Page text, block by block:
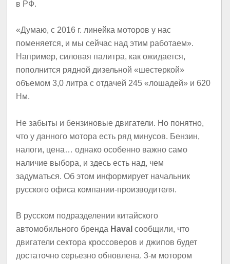
в РФ.
«Думаю, с 2016 г. линейка моторов у нас
поменяется, и мы сейчас над этим работаем».
Например, силовая палитра, как ожидается,
пополнится рядной дизельной «шестеркой»
объемом 3,0 литра с отдачей 245 «лошадей» и 620
Нм.
Не забыты и бензиновые двигатели. Но понятно,
что у данного мотора есть ряд минусов. Бензин,
налоги, цена… однако особенно важно само
наличие выбора, и здесь есть над, чем
задуматься. Об этом информирует начальник
русского офиса компании-производителя.
В русском подразделении китайского
автомобильного бренда Haval сообщили, что
двигатели сектора кроссоверов и джипов будет
достаточно серьезно обновлена. 3-м мотором